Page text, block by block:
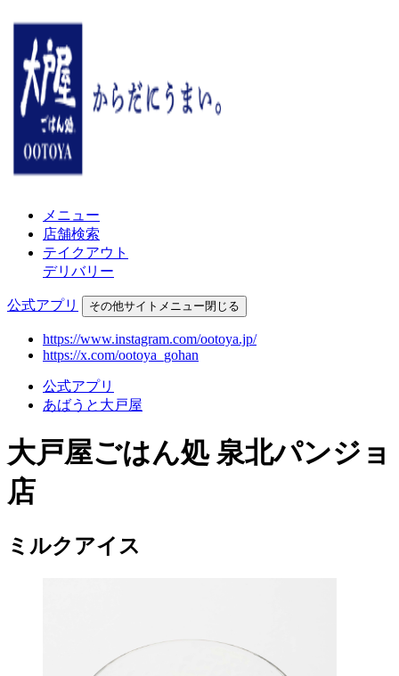
メニュー
店舗検索
テイクアウト
デリバリー
公式アプリ その他サイトメニュー閉じる
https://www.instagram.com/ootoya.jp/
https://x.com/ootoya_gohan
公式アプリ
あばうと大戸屋
大戸屋ごはん処 泉北パンジョ
店
ミルクアイス